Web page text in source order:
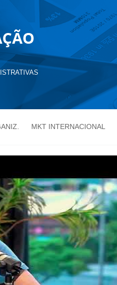
MKT INTERNACIONAL